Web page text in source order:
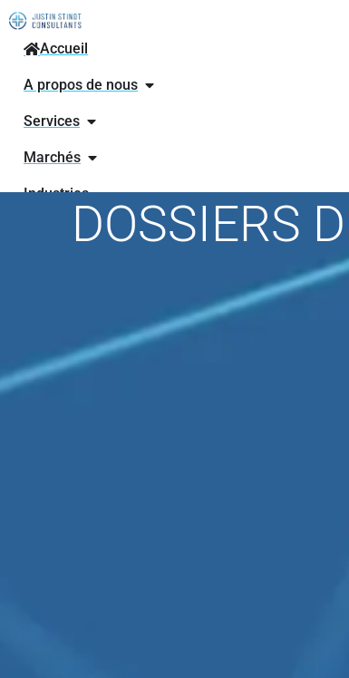
Accueil
A propos de nous
Services
Marchés
Industries
DOSSIERS